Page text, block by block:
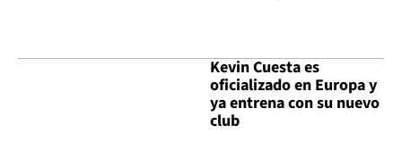
Kevin Cuesta es
oficializado en Europa y
ya entrena con su nuevo
club